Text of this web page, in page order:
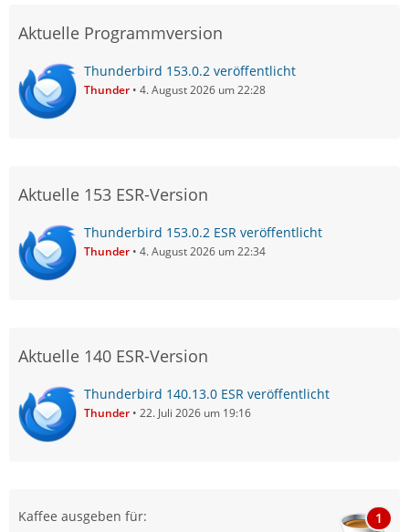
Aktuelle Programmversion
Thunderbird 153.0.2 veröffentlicht
Thunder 4. August 2026 um 22:28
Aktuelle 153 ESR-Version
Thunderbird 153.0.2 ESR veröffentlicht
Thunder 4. August 2026 um 22:34
Aktuelle 140 ESR-Version
Thunderbird 140.13.0 ESR veröffentlicht
Thunder 22. Juli 2026 um 19:16
Kaffee ausgeben für: 1